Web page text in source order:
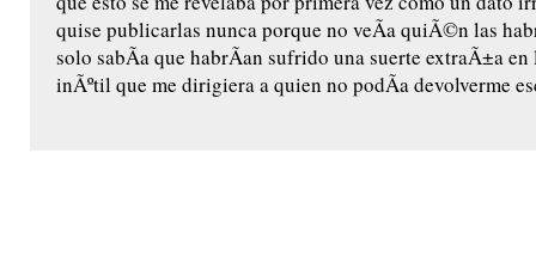
quise publicarlas nunca porque no veÃ­a quiÃ©n las
solo sabÃ­a que habrÃ­an sufrido una suerte extraÃ±a
inÃºtil que me dirigiera a quien no podÃ­a devolverme